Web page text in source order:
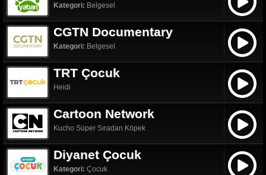
Kategori: Belgesel
CGTN Documentary
Kategori: Belgesel
TRT Çocuk
Heidi
Cartoon Network
Kucho Süper Sıradan Köpek
Diyanet Çocuk
Kategori: Çocuk